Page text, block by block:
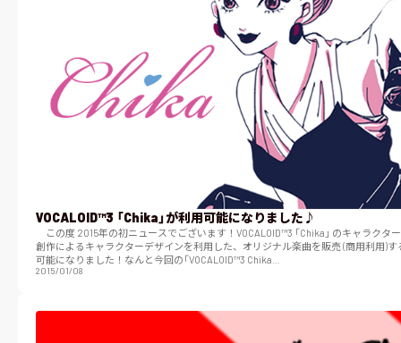
VOCALOID™3 「Chika」が利用可能になりました♪
この度 2015年の初ニュースでございます！VOCALOID™3 「Chika」 のキャラクタ
創作によるキャラクターデザインを利用した、オリジナル楽曲を販売 (商用利用)す
可能になりました！なんと今回の「VOCALOID™3 Chika…
2015/01/08